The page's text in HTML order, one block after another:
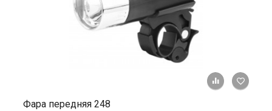
+ К
Фара передняя 248